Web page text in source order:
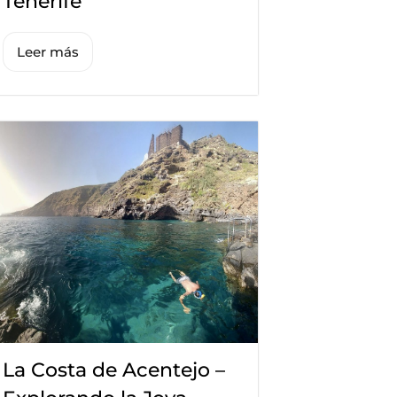
Leer más
La Costa de Acentejo –